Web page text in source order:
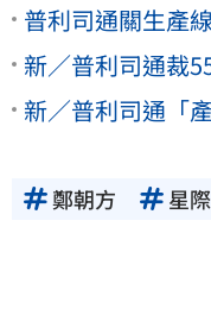
普利司通關生產
新／普利司通裁
新／普利司通「
鄭朝方 星